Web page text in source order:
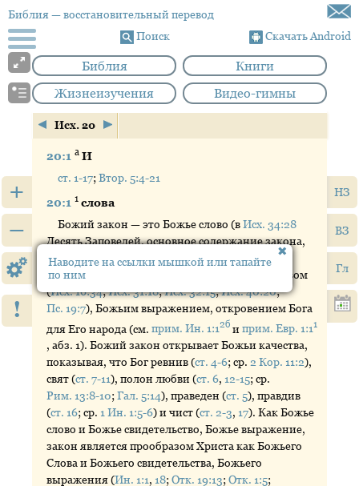
Библия— восстановительный перевод
Поиск
Скачать Android
Библия
Книги
Жизнеизучения
Видео-гимны
+
–
!
НЗ
ВЗ
Гл
Исх. 20
20:1а И
ст. 1-17;Втор. 5:4-21
20:11 слова
Божий закон — это Божье слово (вИсх. 34:28
Десять Заповедей, основное содержание закона,
названы «десятью словами» — см. прим. там).
Поэтому закон является Божьим свидетельством
(Исх. 16:34;Исх. 31:18;Исх. 32:15;Исх. 40:20;
Пс. 19:7), Божьим выражением, откровением Бога
для Его народа (см.прим. Ин. 1:12б иприм. Евр. 1:11
, абз. 1). Божий закон открывает Божьи качества,
показывая, что Бог ревнив (ст. 4-6; ср.2 Кор. 11:2),
свят (ст. 7-11), полон любви (ст. 6, 12-15; ср.
Рим. 13:8-10;Гал. 5:14), праведен (ст. 5), правдив
(ст. 16; ср. 1 Ин. 1:5-6) и чист (ст. 2-3, 17). Как Божье
слово и Божье свидетельство, Божье выражение,
закон является прообразом Христа как Божьего
Слова и Божьего свидетельства, Божьего
выражения (Ин. 1:1, 18;Отк. 19:13;Отк. 1:5;
Наводите на ссылки мышкой или тапайте
по ним